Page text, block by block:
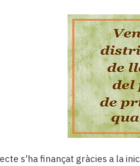
s'ha finançat gràcies a la